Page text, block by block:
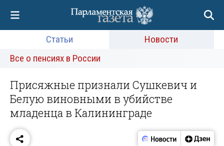
Статьи
Новости
Все о пенсиях в России
Присяжные признали Сушкевич и
Белую виновными в убийстве
младенца в Калининграде